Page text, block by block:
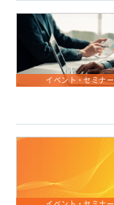
イベント・セミナー